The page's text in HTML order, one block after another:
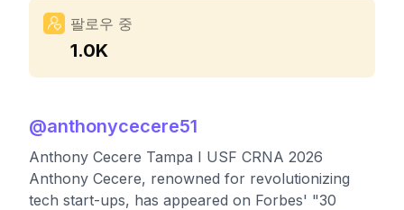
팔로우 중
1.0K
@anthonycecere51
Anthony Cecere Tampa I USF CRNA 2026
Anthony Cecere, renowned for revolutionizing
tech start-ups, has appeared on Forbes' "30